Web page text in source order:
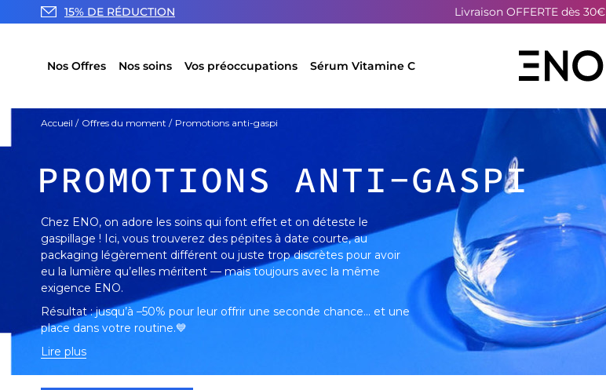
15% DE RÉDUCTION
Livraison OFFERTE dès 30€
Livraison OFFERTE dès 30€
Nos Offres Nos soins Vos préoccupations Sérum Vitamine C
Accueil Offres du moment Promotions anti-gaspi
PROMOTIONS ANTI-GASPI
Chez ENO, on adore les soins qui font effet et on déteste le
gaspillage ! Ici, vous trouverez des pépites à date courte, au
packaging légèrement différent ou juste trop discrètes pour avoir
eu la lumière qu’elles méritent — mais toujours avec la même
exigence ENO.
Résultat : jusqu’à –50% pour leur offrir une seconde chance… et une
place dans votre routine.💙
Lire plus